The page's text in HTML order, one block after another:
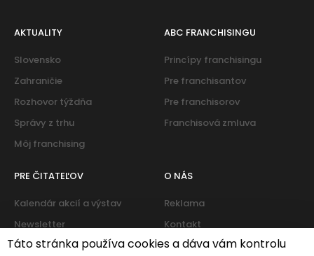
AKTUALITY
Slovensko
Zahraničie
Rozhovor týždňa
Správy z trhu
Môj franchising
ABC FRANCHISINGU
Princípy franchisingu
Pre franchisantov
Pre franchisorov
Franchisová zmluva
PRE ČITATEĽOV
Kalendár akcií a výstav
Newsletter
O NÁS
Reklama
Kontakt
Táto stránka používa cookies a dáva vám kontrolu